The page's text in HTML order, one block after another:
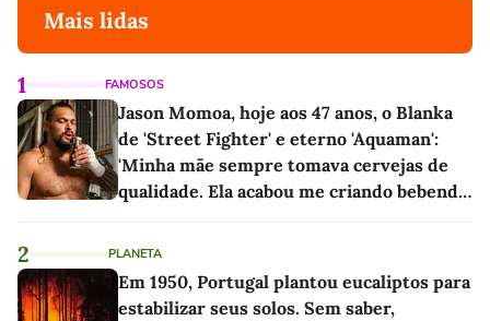
Mais lidas
1 FAMOSOS
Jason Momoa, hoje aos 47 anos, o Blanka
de 'Street Fighter' e eterno 'Aquaman':
'Minha mãe sempre tomava cervejas de
qualidade. Ela acabou me criando bebendo
2 PLANETA
Em 1950, Portugal plantou eucaliptos para
estabilizar seus solos. Sem saber,